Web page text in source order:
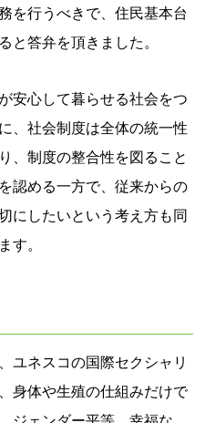
を行うべきで、住民基本台
と答弁を頂きました。
安心して暮らせる社会をつ
、社会制度は全体の統一性
、制度の整合性を図ること
認める一方で、従来からの
にしたいという考え方も同
す。
ユネスコの国際セクシャリ
身体や生殖の仕組みだけで